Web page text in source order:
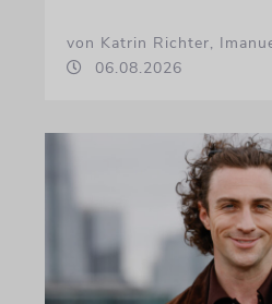
von Katrin Richter,
06.08.2026